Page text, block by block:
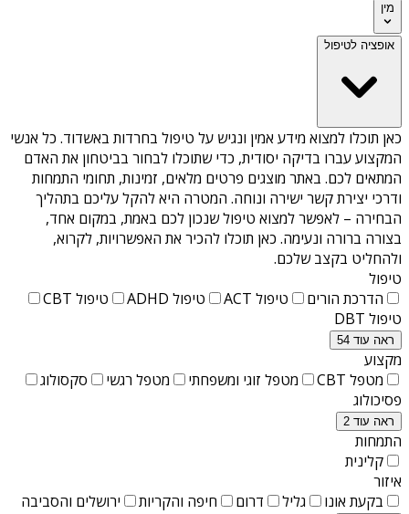
מין
אופציה לטיפול
כאן תוכלו למצוא מידע אמין ונגיש על טיפול בחרדות באשדוד. כל אנשי
המקצוע עברו בדיקה יסודית, כדי שתוכלו לבחור בביטחון את האדם
המתאים לכם. באתר מוצגים פרטים מלאים, זמינות, תחומי התמחות
ודרכי יצירת קשר ישירה ונוחה. המטרה היא להקל עליכם בתהליך
הבחירה – לאפשר למצוא טיפול שנכון לכם באמת, במקום אחד,
בצורה ברורה ונעימה. כאן תוכלו להכיר את האפשרויות, לקרוא,
ולהחליט בקצב שלכם.
טיפול
הדרכת הורים
טיפול ACT טיפול ADHD
טיפול CBT
טיפול DBT
ראה עוד 54
מקצוע
מטפל CBT
מטפל זוגי ומשפחתי מטפל רגשי
סקסולוג
פסיכולוג
ראה עוד 2
התמחות
קלינית
איזור
בקעת אונו
גליל דרום חיפה והקריות ירושלים והסביבה